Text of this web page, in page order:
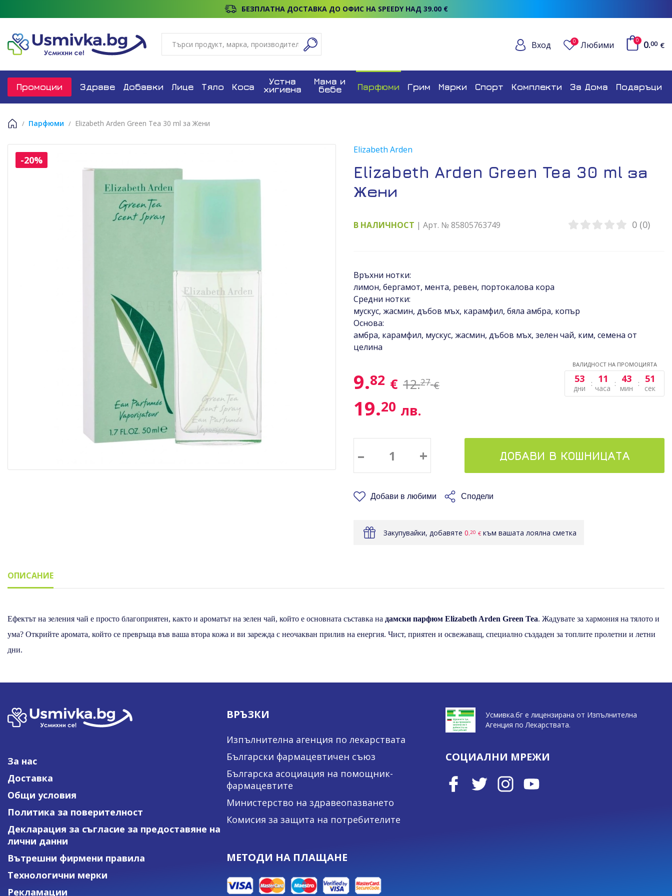
БЕЗПЛАТНА ДОСТАВКА ДО ОФИС НА SPEEDY НАД 39.00 €
Вход 0 Любими 0 0.00 €
Промоции Здраве Добавки Лице Тяло Коса
Устна
хигиена
Мама и
бебе Парфюми Грим Марки Спорт Комплекти За Дома Подаръци
Парфюми Elizabeth Arden Green Tea 30 ml за Жени
-20%
Elizabeth Arden
Elizabeth Arden Green Tea 30 ml за
Жени
В НАЛИЧНОСТ | Арт. № 85805763749 0 (0)
Връхни нотки:
лимон, бергамот, мента, ревен, портокалова кора
Средни нотки:
мускус, жасмин, дъбов мъх, карамфил, бяла амбра, копър
Основа:
амбра, карамфил, мускус, жасмин, дъбов мъх, зелен чай, ким, семена от
целина
9.82 € 12.27 €
19.20 лв.
ВАЛИДНОСТ НА ПРОМОЦИЯТА
53
дни
11
часа
43
мин
51
сек
– + ДОБАВИ В КОШНИЦАТА
Добави в любими Сподели
Закупувайки, добавяте 0.20 € към вашата лоялна сметка
ОПИСАНИЕ
Ефектът на зеления чай е просто благоприятен, както и ароматът на зелен чай, който е основната съставка на дамски парфюм Elizabeth Arden Green Tea. Жадувате за хармония на тялото и
ума? Открийте аромата, който се превръща във ваша втора кожа и ви зарежда с неочакван прилив на енергия. Чист, приятен и освежаващ, специално създаден за топлите пролетни и летни
дни.
За нас
Доставка
Общи условия
Политика за поверителност
Декларация за съгласие за предоставяне на
лични данни
Вътрешни фирмени правила
Технологични мерки
Рекламации
ВРЪЗКИ
Изпълнителна агенция по лекарствата
Български фармацевтичен съюз
Българска асоциация на помощник-
фармацевтите
Министерство на здравеопазването
Комисия за защита на потребителите
МЕТОДИ НА ПЛАЩАНЕ
Усмивка.бг е лицензирана от Изпълнителна
Агенция по Лекарствата.
СОЦИАЛНИ МРЕЖИ